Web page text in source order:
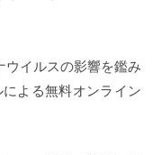
ウイルスの影響を鑑み
よる無料オンライン